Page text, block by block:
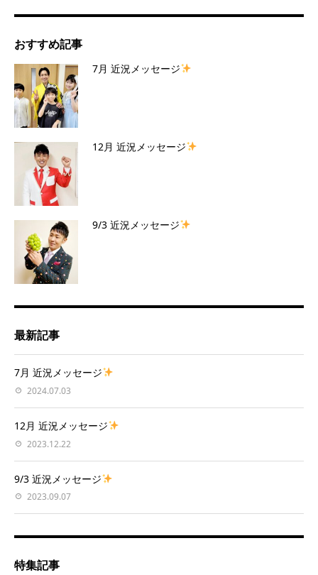
おすすめ記事
7月 近況メッセージ
12月 近況メッセージ
9/3 近況メッセージ
最新記事
7月 近況メッセージ
2024.07.03
12月 近況メッセージ
2023.12.22
9/3 近況メッセージ
2023.09.07
特集記事